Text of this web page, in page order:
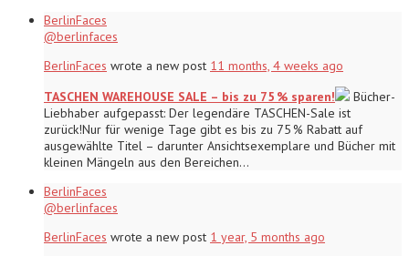
BerlinFaces
@berlinfaces
BerlinFaces wrote a new post 11 months, 4 weeks ago
TASCHEN WAREHOUSE SALE – bis zu 75 % sparen!
Bücher-
Liebhaber aufgepasst: Der legendäre TASCHEN-Sale ist
zurück!Nur für wenige Tage gibt es bis zu 75 % Rabatt auf
ausgewählte Titel – darunter Ansichtsexemplare und Bücher mit
kleinen Mängeln aus den Bereichen…
BerlinFaces
@berlinfaces
BerlinFaces wrote a new post 1 year, 5 months ago